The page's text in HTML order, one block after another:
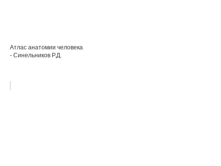
Атлас анатомии человека
- Синельников Р.Д.